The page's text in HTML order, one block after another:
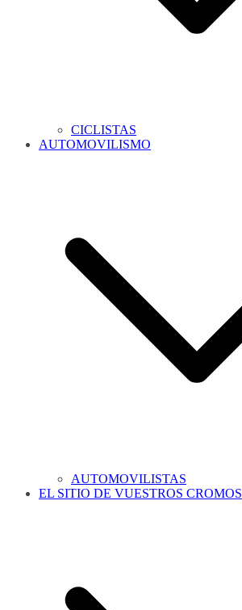
CICLISTAS
AUTOMOVILISMO
AUTOMOVILISTAS
EL SITIO DE VUESTROS CROMOS